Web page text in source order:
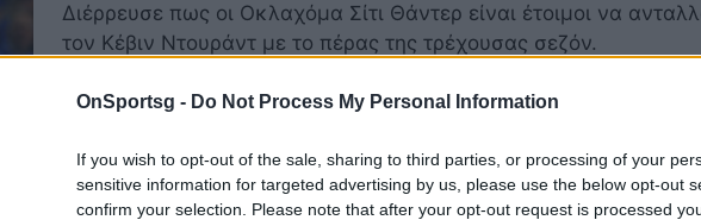
OnSportsg - Do Not Process My Personal Information
If you wish to opt-out of the sale, sharing to third parties, or processing of your
sensitive information for targeted advertising by us, please use the below opt-out
confirm your selection. Please note that after your opt-out request is processed
Διέρρευσε πως οι Οκλαχόμα Σίτι Θάντερ είναι έτοιμοι να
τον Κέβιν Ντουράντ με το πέρας της τρέχουσας σεζόν.